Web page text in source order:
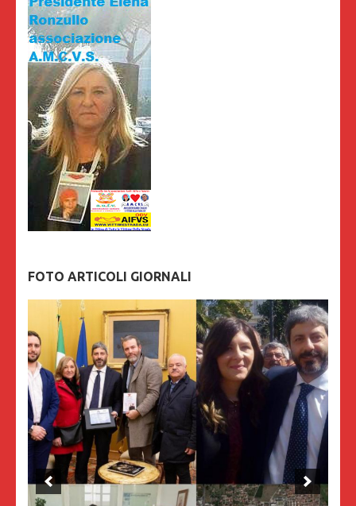
FOTO ARTICOLI GIORNALI